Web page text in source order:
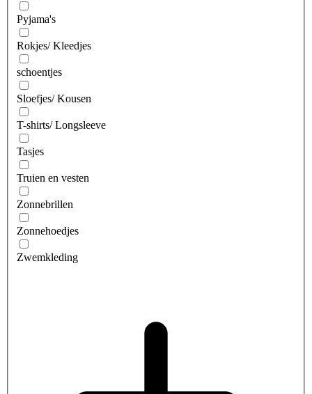
Pyjama's
Rokjes/ Kleedjes
schoentjes
Sloefjes/ Kousen
T-shirts/ Longsleeve
Tasjes
Truien en vesten
Zonnebrillen
Zonnehoedjes
Zwemkleding